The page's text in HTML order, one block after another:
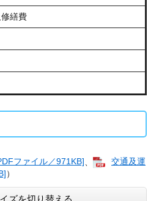
繕費
ファイル／971KB]
交通及運
）
ズを切り替える